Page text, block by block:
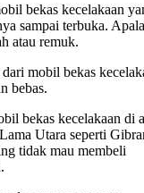
bekas kecelakaan
sampai terbuka.
atau remuk.
mobil bekas
bebas.
bekas kecelakaan di
Utara seperti
tidak mau membeli